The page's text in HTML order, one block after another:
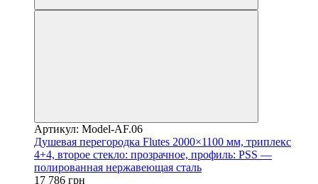
Артикул: Model-AF.06
Душевая перегородка Flutes 2000×1100 мм, триплекс
4+4, второе стекло: прозрачное, профиль: PSS —
полированная нержавеющая сталь
17 786 грн